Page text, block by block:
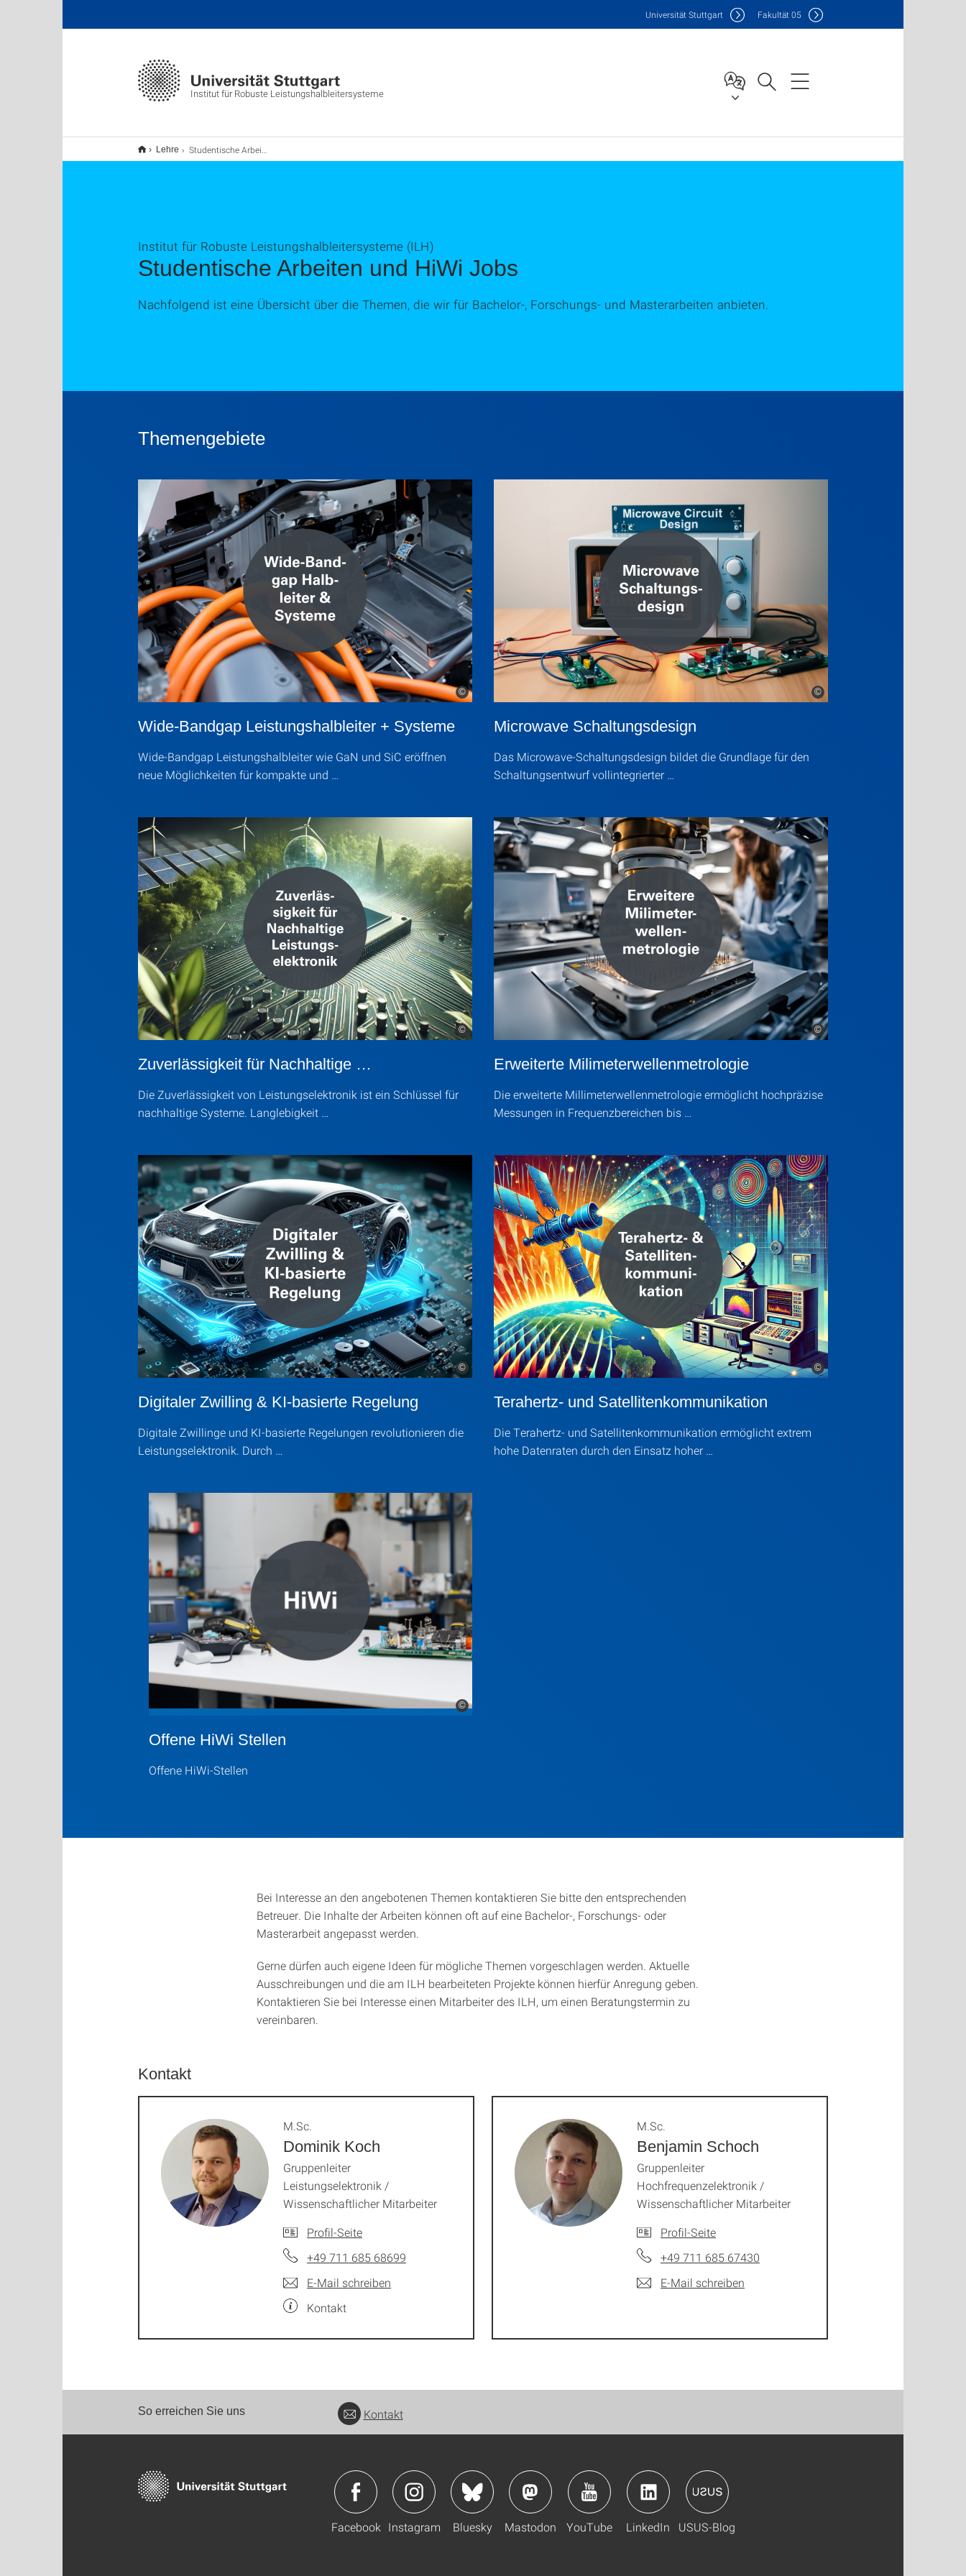
Institut für Robuste Leistungshalbleitersysteme
Universität Stuttgart Fakultät05
Lehre Studentische Arbeiten
Studentische Arbeiten und HiWi Jobs
Institut für Robuste Leistungshalbleitersysteme (ILH)
Nachfolgend ist eine Übersicht über die Themen, die wir für Bachelor-, Forschungs- und Masterarbeiten anbieten.
Themengebiete
©
Wide-Bandgap Leistungshalbleiter + Systeme
Wide-Bandgap Leistungshalbleiter wie GaN und SiC eröffnen
neue Möglichkeiten für kompakte und …
©
Microwave Schaltungsdesign
Das Microwave-Schaltungsdesign bildet die Grundlage für den
Schaltungsentwurf vollintegrierter …
©
Zuverlässigkeit für Nachhaltige …
Die Zuverlässigkeit von Leistungselektronik ist ein Schlüssel für
nachhaltige Systeme. Langlebigkeit …
©
Erweiterte Milimeterwellenmetrologie
Die erweiterte Millimeterwellenmetrologie ermöglicht hochpräzise
Messungen in Frequenzbereichen bis …
©
Digitaler Zwilling & KI-basierte Regelung
Digitale Zwillinge und KI-basierte Regelungen revolutionieren die
Leistungselektronik. Durch …
©
Terahertz- und Satellitenkommunikation
Die Terahertz- und Satellitenkommunikation ermöglicht extrem
hohe Datenraten durch den Einsatz hoher …
©
Offene HiWi Stellen
Offene HiWi-Stellen
Bei Interesse an den angebotenen Themen kontaktieren Sie bitte den entsprechenden
Betreuer. Die Inhalte der Arbeiten können oft auf eine Bachelor-, Forschungs- oder
Masterarbeit angepasst werden.
Gerne dürfen auch eigene Ideen für mögliche Themen vorgeschlagen werden. Aktuelle
Ausschreibungen und die am ILH bearbeiteten Projekte können hierfür Anregung geben.
Kontaktieren Sie bei Interesse einen Mitarbeiter des ILH, um einen Beratungstermin zu
vereinbaren.
Kontakt
Dominik Koch
M.Sc.
Gruppenleiter
Leistungselektronik /
Wissenschaftlicher Mitarbeiter
Profil-Seite
+49 711 685 68699
E-Mail schreiben
Kontakt
Benjamin Schoch
M.Sc.
Gruppenleiter
Hochfrequenzelektronik /
Wissenschaftlicher Mitarbeiter
Profil-Seite
+49 711 685 67430
E-Mail schreiben
So erreichen Sie uns Kontakt
Facebook Instagram Bluesky Mastodon YouTube LinkedIn USUS-Blog